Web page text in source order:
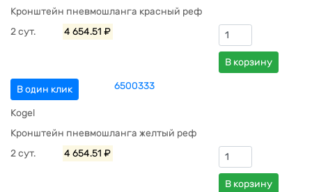
Кронштейн пневмошланга красный реф
2 сут.
4 654.51 ₽
В корзину
В один клик 6500333
Kogel
Кронштейн пневмошланга желтый реф
2 сут.
4 654.51 ₽
В корзину